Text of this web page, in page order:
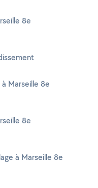
8e
Marseille 8e
8e
à Marseille 8e